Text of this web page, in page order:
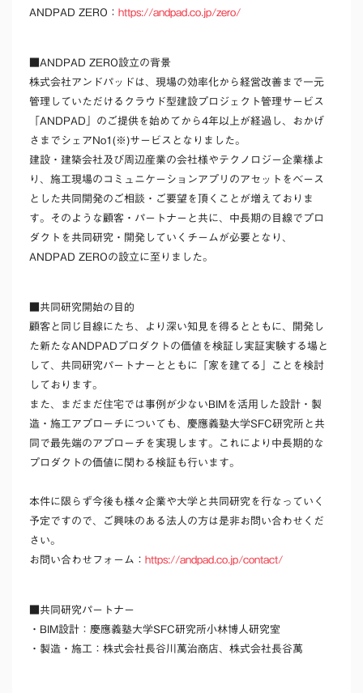
ANDPAD ZERO： https://andpad.co.jp/zero/
■ANDPAD ZERO設立の背景
株式会社アンドパッドは、現場の効率化から経営改善まで一元
管理していただけるクラウド型建設プロジェクト管理サービス
「ANDPAD」のご提供を始めてから4年以上が経過し、おかげ
さまでシェアNo1(※)サービスとなりました。
建設・建築会社及び周辺産業の会社様やテクノロジー企業様よ
り、施工現場のコミュニケーションアプリのアセットをベース
とした共同開発のご相談・ご要望を頂くことが増えておりま
す。そのような顧客・パートナーと共に、中長期の目線でプロ
ダクトを共同研究・開発していくチームが必要となり、
ANDPAD ZEROの設立に至りました。
■共同研究開始の目的
顧客と同じ目線にたち、より深い知見を得るとともに、開発し
た新たなANDPADプロダクトの価値を検証し実証実験する場と
して、共同研究パートナーとともに「家を建てる」ことを検討
しております。
また、まだまだ住宅では事例が少ないBIMを活用した設計・製
造・施工アプローチについても、慶應義塾大学SFC研究所と共
同で最先端のアプローチを実現します。これにより中長期的な
プロダクトの価値に関わる検証も行います。
本件に限らず今後も様々企業や大学と共同研究を行なっていく
予定ですので、ご興味のある法人の方は是非お問い合わせくだ
さい。
お問い合わせフォーム： https://andpad.co.jp/contact/
■共同研究パートナー
・BIM設計：慶應義塾大学SFC研究所小林博人研究室
・製造・施工：株式会社長谷川萬治商店、株式会社長谷萬